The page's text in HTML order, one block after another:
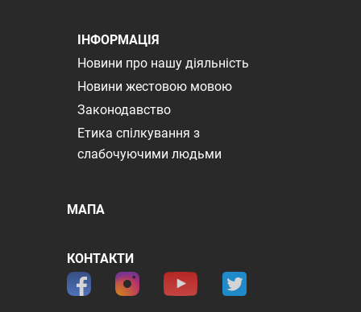
ІНФОРМАЦІЯ
Новини про нашу діяльність
Новини жестовою мовою
Законодавство
Етика спілкування з
слабочуючими людьми
МАПА
КОНТАКТИ